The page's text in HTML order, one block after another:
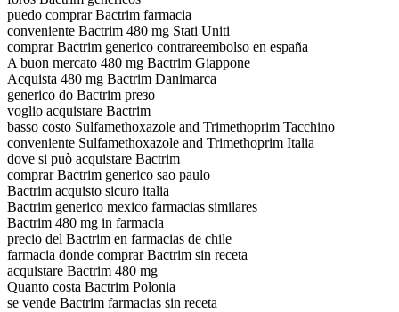
puedo comprar Bactrim farmacia
conveniente Bactrim 480 mg Stati Uniti
comprar Bactrim generico contrareembolso en españa
A buon mercato 480 mg Bactrim Giappone
Acquista 480 mg Bactrim Danimarca
generico do Bactrim preзo
voglio acquistare Bactrim
basso costo Sulfamethoxazole and Trimethoprim Tacchino
conveniente Sulfamethoxazole and Trimethoprim Italia
dove si può acquistare Bactrim
comprar Bactrim generico sao paulo
Bactrim acquisto sicuro italia
Bactrim generico mexico farmacias similares
Bactrim 480 mg in farmacia
precio del Bactrim en farmacias de chile
farmacia donde comprar Bactrim sin receta
acquistare Bactrim 480 mg
Quanto costa Bactrim Polonia
se vende Bactrim farmacias sin receta